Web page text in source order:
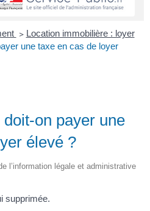
> Location immobilière : loyer
une taxe en cas de loyer
on payer une
élevé ?
l’information légale et administrative
supprimée.